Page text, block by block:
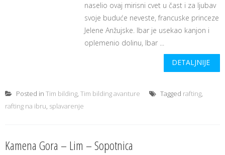
naselio ovaj mirisni cvet u čast i za ljubav
svoje buduće neveste, francuske princeze
Jelene Anžujske. Ibar je usekao kanjon i
oplemenio dolinu, Ibar ...
DETALJNIJE
Posted in Tim bilding, Tim bilding avanture Tagged rafting,
rafting na ibru, splavarenje
Kamena Gora – Lim – Sopotnica